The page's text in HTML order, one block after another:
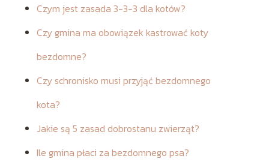
Czym jest zasada 3-3-3 dla kotów?
Czy gmina ma obowiązek kastrować koty
bezdomne?
Czy schronisko musi przyjąć bezdomnego
kota?
Jakie są 5 zasad dobrostanu zwierząt?
Ile gmina płaci za bezdomnego psa?